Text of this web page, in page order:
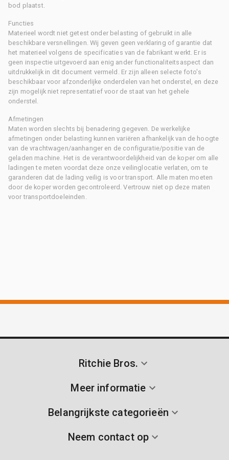
bod plaatst.
Functies
Materieel wordt niet getest onder belasting of gebruikt in alle
beschikbare versnellingen. Wij geven geen verklaring of garantie dat
het materieel volgens de specificaties van de fabrikant werkt. Er is
geen inspectie uitgevoerd aan enig ander functionaliteitsaspect dan
uitdrukkelijk in dit document vermeld. Er zijn alleen selecte foto's
beschikbaar voor afzonderlijke onderdelen van het onderstel, en deze
zijn mogelijk niet representatief voor de staat van het gehele
onderstel.
Afmetingen
Maten worden slechts bij benadering gegeven. De werkelijke
afmetingen onder belasting kunnen variëren afhankelijk van de hoogte
van de vrachtwagen/aanhanger en de configuratie/positie van de
geladen machine. Het is de verantwoordelijkheid van de koper om alle
ladingen te meten voordat deze onze veilinglocatie verlaten, om te
garanderen dat de lading veilig is voor transport. Alle maten moeten
door de koper worden gecontroleerd. Vertrouw niet op deze maten
voor transportdoeleinden.
Ritchie Bros.
Meer informatie
Belangrijkste categorieën
Neem contact op